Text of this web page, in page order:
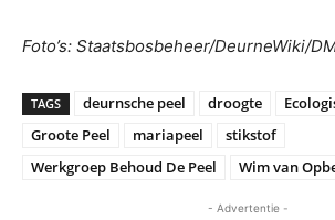
Foto’s: Staatsbosbeheer/DeurneWiki/
TAGS deurnsche peel droogte
Groote Peel
mariapeel
stikstof
Werkgroep Behoud De Peel
Wim van
- Advertentie -